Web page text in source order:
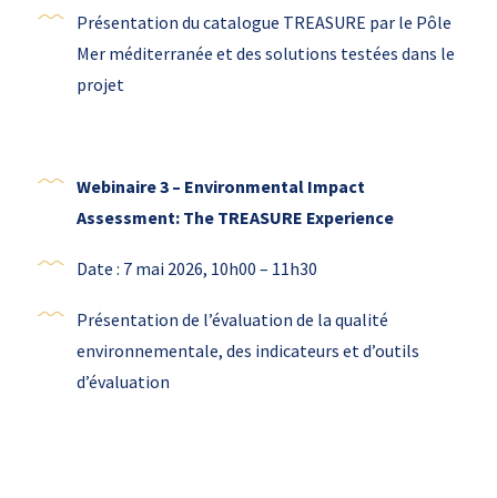
Présentation du catalogue TREASURE par le Pôle
Mer méditerranée et des solutions testées dans le
projet
Webinaire 3 – Environmental Impact
Assessment: The TREASURE Experience
Date : 7 mai 2026, 10h00 – 11h30
Présentation de l’évaluation de la qualité
environnementale, des indicateurs et d’outils
d’évaluation